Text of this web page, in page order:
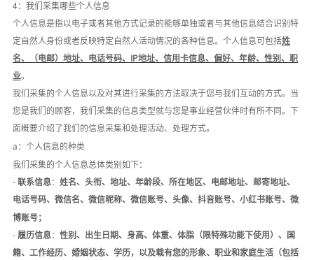
4：我们采集哪些个人信息
个人信息是指以电子或者其他方式记录的能够单独或者与其他信息结合识别特
定自然人身份或者反映特定自然人活动情况的各种信息。个人信息可包括姓
名、（电邮）地址、电话号码、 IP地址、信用卡信息、偏好、年龄、性别、职
业。
我们采集的个人信息以及对其进行采集的方法取决于您与我们互动的方式。当
您是我们的顾客，我们采集的信息类型就与您是事业经营伙伴时有所不同。下
面概要介绍了我们的信息采集和处理活动、处理方式。
a：个人信息的种类
我们采集的个人信息总体类别如下：
- 联系信息 ： 姓名、头衔、地址、年龄段、所在地区、电邮地址、邮寄地址、
电话号码、微信名、微信昵称、微信账号、头像、抖音账号、小红书账号、微
博账号；
- 履历信息 ： 性别、出生日期、 身高、体重、体脂（限特殊功能下使用）、国
籍、工作经历、婚姻状态、学历，以及载有您的形象、职业和家庭生活（包括